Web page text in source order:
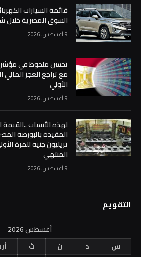
قائمة السيارات
السوق المصرية خلال شهر
9 أغسطس، 2026
تحسن ملحوظ في
مع تراجع العجز المالي
الأولي
9 أغسطس، 2026
لهذه الأسباب
تريليون جنيه للمرة
المنتهي
9 أغسطس، 2026
التقويم
أغسطس 2026
س
د ن ث